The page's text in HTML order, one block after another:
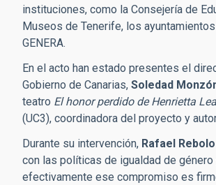
instituciones, como la Consejería de
Museos de Tenerife, los
GENERA.
En el acto han estado presentes el
Gobierno de Canarias, Soledad
teatro El honor perdido de Henrietta
(UC3), coordinadora del proyecto y
Durante su intervención, Rafael Rebolo
con las políticas de igualdad de
efectivamente ese compromiso es